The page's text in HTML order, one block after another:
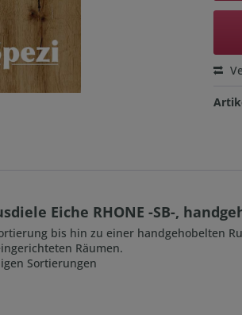
Eiche RHONE -SB-,
bis hin zu einer handgehobelten
Räumen.
Sortierungen